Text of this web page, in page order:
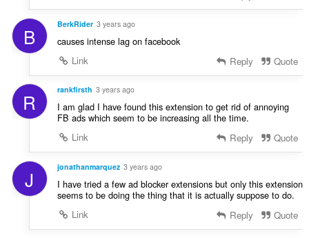
а
ч
і
B BerkRider 3 years ago
causes intense lag on facebook
Link
Reply Quote
R rankfirsth 3 years ago
I am glad I have found this extension to get rid of annoying
FB ads which seem to be increasing all the time.
Link
Reply Quote
J jonathanmarquez 3 years ago
I have tried a few ad blocker extensions but only this extension
seems to be doing the thing that it is actually suppose to do.
Link
Reply Quote